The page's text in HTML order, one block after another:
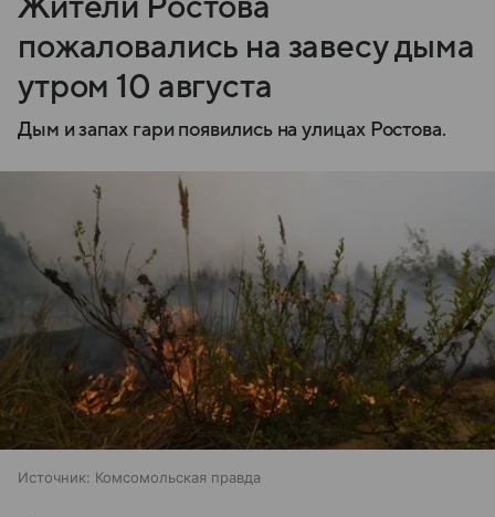
пожаловались на завесу дыма
утром 10 августа
Дым и запах гари появились на улицах Ростова.
Источник: Комсомольская правда